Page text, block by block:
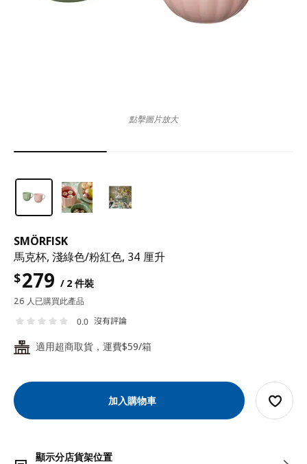
SMÖRFISK
馬克杯, 淺綠色/粉紅色, 34 厘升
$279 / 2 件裝
26 人已購買此產品
0.0 沒有評論
24 適用超商取貨，運費$59/箱
加入購物車
顯示分店貨架位置
點擊圖片放大